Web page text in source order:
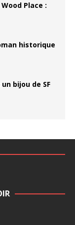
Place :
historique
bijou de SF